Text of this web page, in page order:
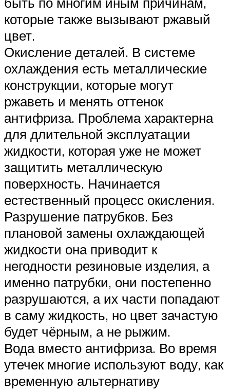
которые также вызывают ржавый
цвет.
Окисление деталей. В системе
охлаждения есть металлические
конструкции, которые могут
ржаветь и менять оттенок
антифриза. Проблема характерна
для длительной эксплуатации
жидкости, которая уже не может
защитить металлическую
поверхность. Начинается
естественный процесс окисления.
Разрушение патрубков. Без
плановой замены охлаждающей
жидкости она приводит к
негодности резиновые изделия, а
именно патрубки, они постепенно
разрушаются, а их части попадают
в саму жидкость, но цвет зачастую
будет чёрным, а не рыжим.
Вода вместо антифриза. Во время
утечек многие используют воду, как
временную альтернативу